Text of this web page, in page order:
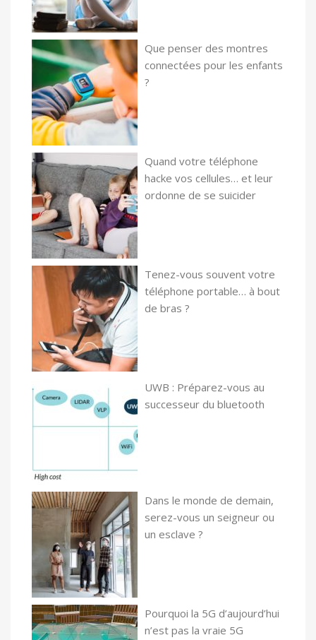
Que penser des montres
connectées pour les enfants
?
Quand votre téléphone
hacke vos cellules… et leur
ordonne de se suicider
Tenez-vous souvent votre
téléphone portable… à bout
de bras ?
UWB : Préparez-vous au
successeur du bluetooth
Dans le monde de demain,
serez-vous un seigneur ou
un esclave ?
Pourquoi la 5G d’aujourd’hui
n’est pas la vraie 5G